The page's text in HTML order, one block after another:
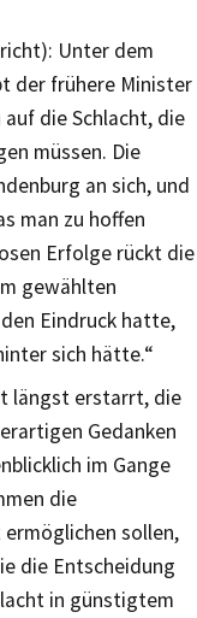
Unter dem
der frühere Minister
auf die Schlacht, die
müssen. Die
an sich, und
man zu hoffen
Erfolge rückt die
gewählten
Eindruck hatte,
sich hätte.“
längst erstarrt, die
Gedanken
im Gange
die
sollen,
die Entscheidung
in günstigtem